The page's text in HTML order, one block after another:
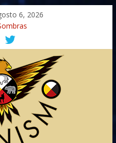
6, 2026
Jornada do Espírito Ancestral
Espiritual – Crescimento